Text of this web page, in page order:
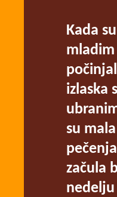
Kada
izlaska
su
začula